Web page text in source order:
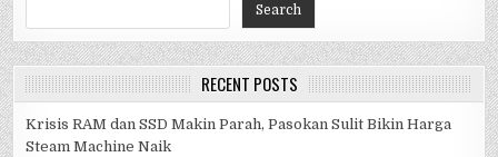
Search
RECENT POSTS
Krisis RAM dan SSD Makin Parah, Pasokan Sulit Bikin Harga
Steam Machine Naik